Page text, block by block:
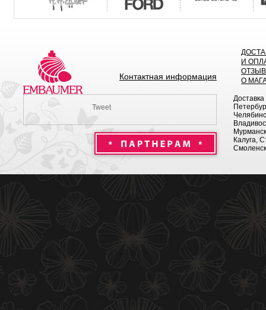
Контактная информация
И
О
Tweet
Калуга,